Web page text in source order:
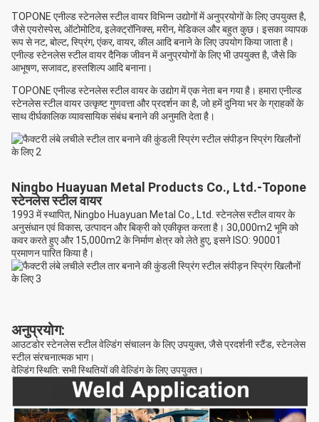
TOPONE एनील्ड स्टेनलेस स्टील वायर विभिन्न उद्योगों में अनुप्रयोगों के लिए उपयुक्त है,
जैसे एयरोस्पेस, ऑटोमोटिव, इलेक्ट्रॉनिक्स, मरीन, मेडिकल और बहुत कुछ। इसका व्यापक
रूप से नट, बोल्ट, स्प्रिंग, एंकर, वायर, कील आदि बनाने के लिए उपयोग किया जाता है।
एनील्ड स्टेनलेस स्टील वायर दैनिक जीवन में अनुप्रयोगों के लिए भी उपयुक्त है, जैसे कि
आभूषण, सजावट, हस्तशिल्प आदि बनाना।
TOPONE एनील्ड स्टेनलेस स्टील वायर के उद्योग में एक नेता बन गया है। हमारा एनील्ड
स्टेनलेस स्टील वायर उत्कृष्ट गुणवत्ता और प्रदर्शन का है, जो हमें दुनिया भर के ग्राहकों के
साथ दीर्घकालिक व्यावसायिक संबंध बनाने की अनुमति देता है।
Ningbo Huayuan Metal Products Co., Ltd.-Topone
स्टेनलेस स्टील वायर
1993 में स्थापित, Ningbo Huayuan Metal Co., Ltd. स्टेनलेस स्टील वायर के
अनुसंधान एवं विकास, उत्पादन और बिक्री को एकीकृत करता है। 30,000m2 भूमि को
कवर करते हुए और 15,000m2 के निर्माण क्षेत्र को लेते हुए, इसने ISO: 90001
प्रमाणन पारित किया है।
अनुप्रयोग:
आउटडोर स्टेनलेस स्टील वेल्डिंग संचालन के लिए उपयुक्त, जैसे प्रदर्शनी स्टैंड, स्टेनलेस
स्टील संरचनात्मक भाग।
वेल्डिंग स्थिति: सभी स्थितियों की वेल्डिंग के लिए उपयुक्त।